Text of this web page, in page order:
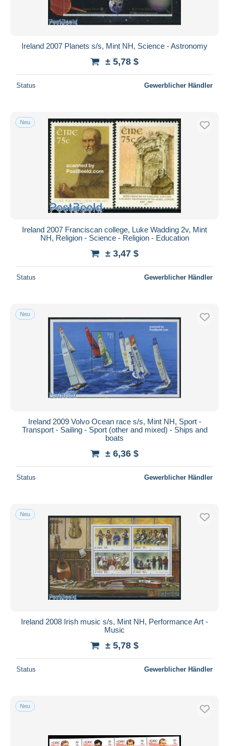
Ireland 2007 Planets s/s, Mint NH, Science - Astronomy
± 5,78 $
Status Gewerblicher Händler
Neu
Ireland 2007 Franciscan college, Luke Wadding 2v, Mint
NH, Religion - Science - Religion - Education
± 3,47 $
Status Gewerblicher Händler
Neu
Ireland 2009 Volvo Ocean race s/s, Mint NH, Sport -
Transport - Sailing - Sport (other and mixed) - Ships and
boats
± 6,36 $
Status Gewerblicher Händler
Neu
Ireland 2008 Irish music s/s, Mint NH, Performance Art -
Music
± 5,78 $
Status Gewerblicher Händler
Neu